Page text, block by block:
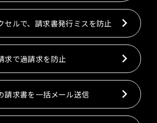
セルで、請求書発行ミスを防止
求で過請求を防止
請求書を一括メール送信